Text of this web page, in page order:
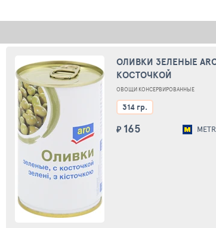
ОЛИВКИ ЗЕЛЕНЫЕ
КОСТОЧКОЙ
ОВОЩИ КОНСЕРВИРОВАННЫЕ
314 гр.
₽ 165